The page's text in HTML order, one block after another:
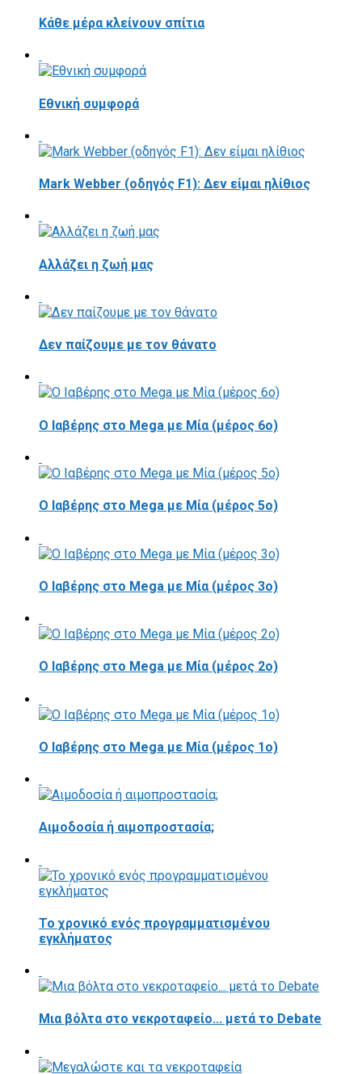
Κάθε μέρα κλείνουν σπίτια
Εθνική συμφορά
Mark Webber (οδηγός F1): Δεν είμαι ηλίθιος
Αλλάζει η ζωή μας
Δεν παίζουμε με τον θάνατο
Ο Ιαβέρης στο Mega με Μία (μέρος 6ο)
Ο Ιαβέρης στο Mega με Μία (μέρος 5ο)
Ο Ιαβέρης στο Mega με Μία (μέρος 3ο)
Ο Ιαβέρης στο Mega με Μία (μέρος 2ο)
O Ιαβέρης στο Mega με Μία (μέρος 1ο)
Αιμοδοσία ή αιμοπροστασία;
Το χρονικό ενός προγραμματισμένου
εγκλήματος
Μια βόλτα στο νεκροταφείο... μετά το Debate